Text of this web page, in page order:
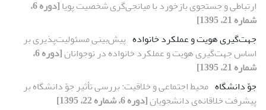
ارتباطی و جستجوی بازخورد با میانجی‌گری شخصیت پویا
[دوره 6،
شماره 21، 1395]
جهت‌گیری هویت و عملکرد خانواده پیش‌بینی مسئولیت‌پذیری بر
اساس جهت‌گیری هویت و عملکرد خانواده در نوجوانان
[دوره 6،
شماره 21، 1395]
جوّ دانشگاه محیط اجتماعی و خلاقیت: بررسی تأثیر جوّ دانشگاه بر
پیشرفت خلاقانه‌ی دانشجویان[دوره 6، شماره 22، 1395]